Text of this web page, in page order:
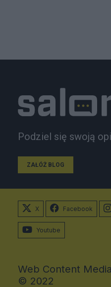
Podziel się swoją
ZAŁÓŻ BLOG
X Facebook
Youtube
Web Content
© 2022